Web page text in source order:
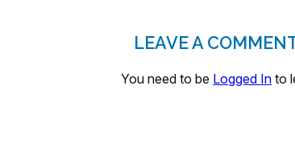
LEAVE A
You need to be Logged In to